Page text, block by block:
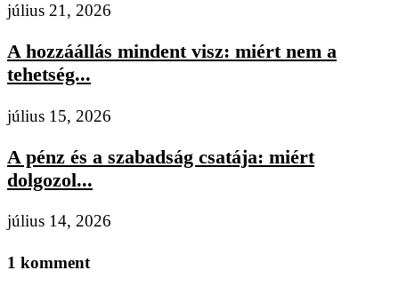
július 21, 2026
A hozzáállás mindent visz: miért nem a
tehetség...
július 15, 2026
A pénz és a szabadság csatája: miért
dolgozol...
július 14, 2026
1 komment